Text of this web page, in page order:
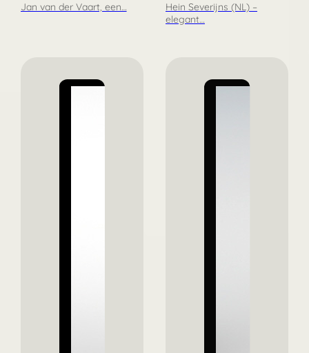
Jan van der Vaart, een…
Hein Severijns (NL) –
elegant…